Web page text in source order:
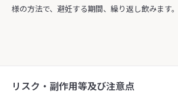
様の方法で、避妊する期間、繰り返し飲みます。
リスク・副作用等及び注意点